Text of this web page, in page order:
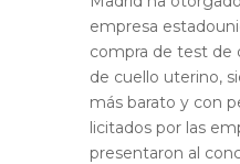
empresa
compra de test de
de cuello uterino,
más barato y con
licitados por las
presentaron al